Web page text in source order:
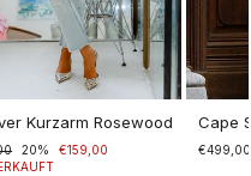
Kurzarm Rosewood
20%
€159,00
Cape
€499,00